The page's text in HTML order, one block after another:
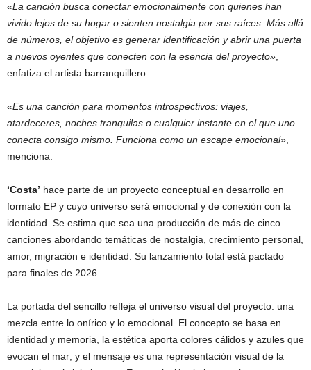
«La canción busca conectar emocionalmente con quienes han
vivido lejos de su hogar o sienten nostalgia por sus raíces. Más allá
de números, el objetivo es generar identificación y abrir una puerta
a nuevos oyentes que conecten con la esencia del proyecto»
enfatiza el artista barranquillero.
«Es una canción para momentos introspectivos: viajes,
atardeceres, noches tranquilas o cualquier instante en el que uno
conecta consigo mismo. Funciona como un escape emocional»
menciona.
‘Costa’ hace parte de un proyecto conceptual en desarrollo en
formato EP y cuyo universo será emocional y de conexión con la
identidad. Se estima que sea una producción de más de cinco
canciones abordando temáticas de nostalgia, crecimiento personal,
amor, migración e identidad. Su lanzamiento total está pactado
para finales de 2026.
La portada del sencillo refleja el universo visual del proyecto: una
mezcla entre lo onírico y lo emocional. El concepto se basa en
identidad y memoria, la estética aporta colores cálidos y azules que
evocan el mar; y el mensaje es una representación visual de la